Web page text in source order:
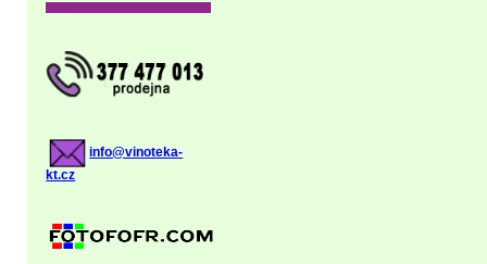
info@vinoteka-
kt.cz